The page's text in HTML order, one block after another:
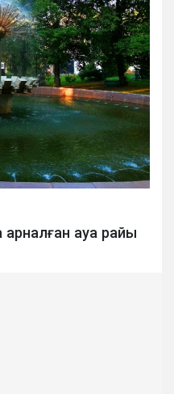
арналған ауа райы